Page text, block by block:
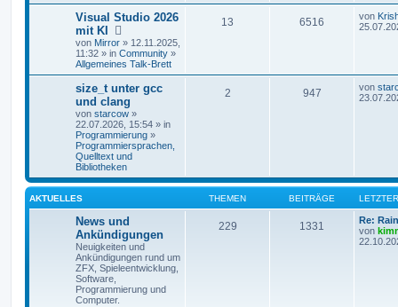
Visual Studio 2026
mit KI
von Mirror » 12.11.2025,
11:32 » in Community »
Allgemeines Talk-Brett
13 6516 von
size_t unter gcc
und clang
von starcow »
22.07.2026, 15:54 » in
Programmierung »
Programmiersprachen,
Quelltext und
Bibliotheken
2 947 von
AKTUELLES THEMEN BEITRÄGE
News und
Ankündigungen
Neuigkeiten und
Ankündigungen rund um
ZFX, Spieleentwicklung,
Software,
Programmierung und
Computer.
229 1331
Re:
von